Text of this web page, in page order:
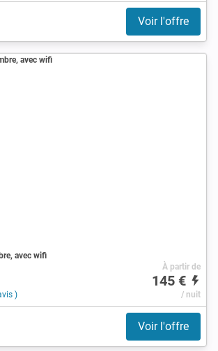
Voir l'offre
avec wifi
)
À partir de
145 €
/ nuit
Voir l'offre